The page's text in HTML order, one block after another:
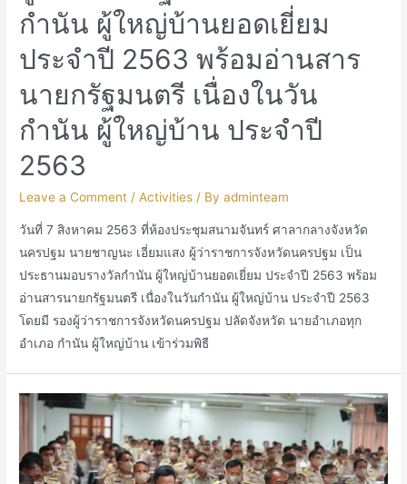
กำนัน ผู้ใหญ่บ้านยอดเยี่ยม
ประจำปี 2563 พร้อมอ่านสาร
นายกรัฐมนตรี เนื่องในวัน
กำนัน ผู้ใหญ่บ้าน ประจำปี
2563
Leave a Comment /Activities / Byadminteam
วันที่ 7 สิงหาคม 2563 ที่ห้องประชุมสนามจันทร์ ศาลากลางจังหวัด
นครปฐม นายชาญนะ เอี่ยมแสง ผู้ว่าราชการจังหวัดนครปฐม เป็น
ประธานมอบรางวัลกำนัน ผู้ใหญ่บ้านยอดเยี่ยม ประจำปี 2563 พร้อม
อ่านสารนายกรัฐมนตรี เนื่องในวันกำนัน ผู้ใหญ่บ้าน ประจำปี 2563
โดยมี รองผู้ว่าราชการจังหวัดนครปฐม ปลัดจังหวัด นายอำเภอทุก
อำเภอ กำนัน ผู้ใหญ่บ้าน เข้าร่วมพิธี